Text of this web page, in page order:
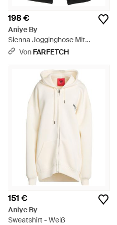
198 €
Aniye By
Sienna Jogginghose Mit
Seitenstreifen Und
Von FARFETCH
151 €
Aniye By
Sweatshirt - Weiß